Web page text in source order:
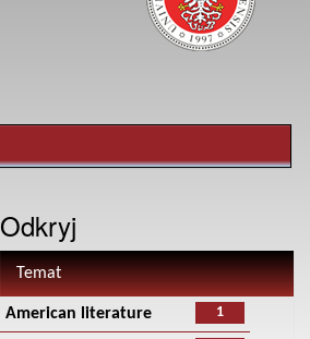
Odkryj
Temat
1
American literature